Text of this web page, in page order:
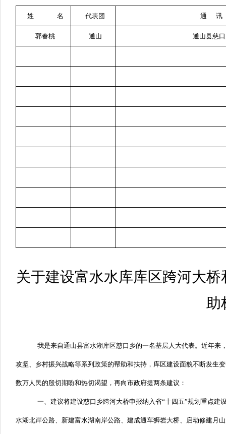
姓 名 代表团 通
郭春桃 通山 通山县慈
关于建设富水水库库区跨河大
助
我是来自通山县富水湖库区慈口乡的一名基层人大代表。近年
攻坚、乡村振兴战略等系列政策的帮助和扶持，库区建设面貌不断发生
数万人民的殷切期盼和热切渴望，再向市政府提两条建议：
一、建议将建设慈口乡跨河大桥申报纳入省“十四五”规划重点建
水湖北岸公路、新建富水湖南岸公路、建成通车狮岩大桥、启动修建月